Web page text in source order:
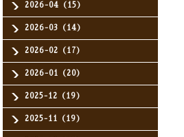
2026-04（15）
2026-03（14）
2026-02（17）
2026-01（20）
2025-12（19）
2025-11（19）